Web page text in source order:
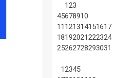
123
45678910
11 121314151617
18192021222324
25262728293031
12345